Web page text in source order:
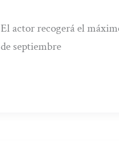
El actor recogerá el
de septiembre